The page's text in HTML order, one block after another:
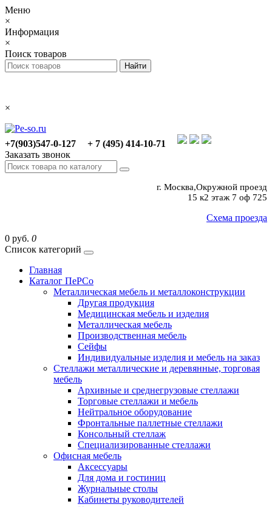
Меню
×
Информация
×
Поиск товаров
×
+7(903)547-0-127
+ 7 (495) 414-10-71
Заказать звонок
г. Москва,Окружной проезд
15 к2 этаж 7 оф 725
Схема проезда
0 руб. 0
Список категорий
Главная
Каталог ПеРСо
Металлическая мебель и металлоконструкции
Другая продукция
Медицинская мебель и изделия
Металлическая мебель
Производственная мебель
Сейфы
Индивидуальные изделия и мебель на заказ
Стеллажи металлические и деревянные, торговая
мебель
Архивные и среднегрузовые стеллажи
Торговые стеллажи и мебель
Нейтральное оборудование
Фронтальные паллетные стеллажи
Консольный стеллаж
Специализированные стеллажи
Офисная мебель
Аксессуары
Для дома и гостиниц
Журнальные столы
Кабинеты руководителей